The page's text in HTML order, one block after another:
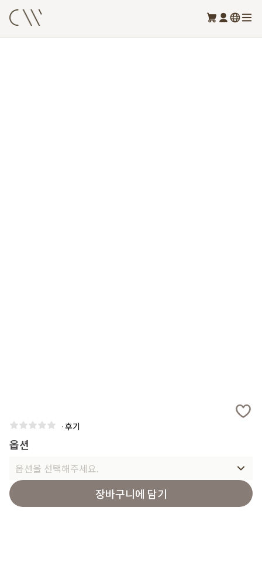
·후기
옵션
옵션을 선택해주세요.
장바구니에 담기